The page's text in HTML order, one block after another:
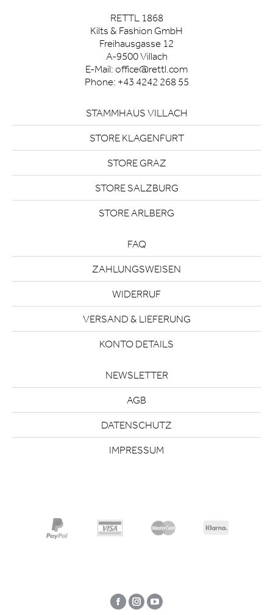
RETTL 1868
Kilts & Fashion GmbH
Freihausgasse 12
A-9500 Villach
E-Mail: office@rettl.com
Phone: +43 4242 268 55
STAMMHAUS VILLACH
STORE KLAGENFURT
STORE GRAZ
STORE SALZBURG
STORE ARLBERG
FAQ
ZAHLUNGSWEISEN
WIDERRUF
VERSAND & LIEFERUNG
KONTO DETAILS
NEWSLETTER
AGB
DATENSCHUTZ
IMPRESSUM
Facebook
InstagramYouTube